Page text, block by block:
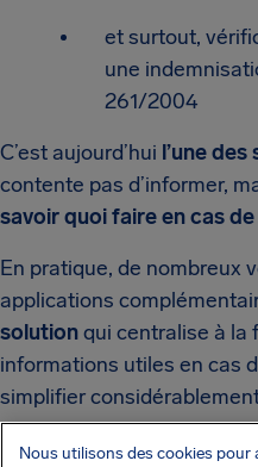
et surtout,
une
261/2004
C’est aujourd’hui l’une
contente pas d’informer,
savoir quoi faire en cas
En pratique, de nombreux
applications
solutionqui centralise à la
informations utiles en cas
simplifier
Nous utilisons des cookies